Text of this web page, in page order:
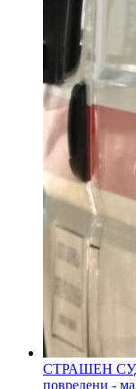
СТРАШЕН
повредени -